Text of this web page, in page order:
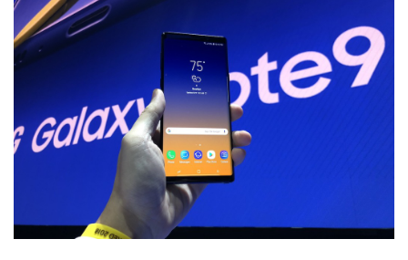
EduTech
IT Times
生成式AI與雲端應用
Enterprise Digital Transformation